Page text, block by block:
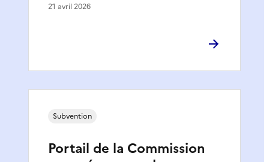
21 avril 2026
Portail de la Commission
Subvention